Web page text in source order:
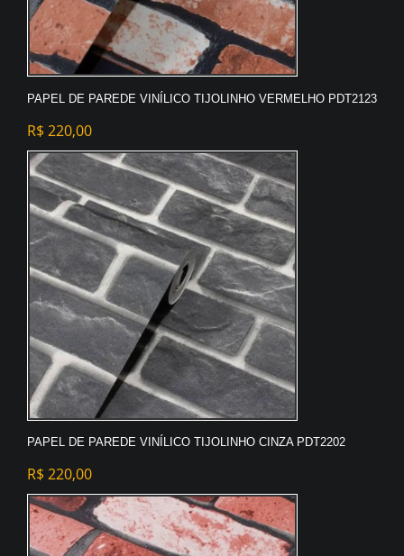
PAPEL DE PAREDE VINÍLICO TIJOLINHO VERMELHO PDT2123
R$ 220,00
PAPEL DE PAREDE VINÍLICO TIJOLINHO CINZA PDT2202
R$ 220,00